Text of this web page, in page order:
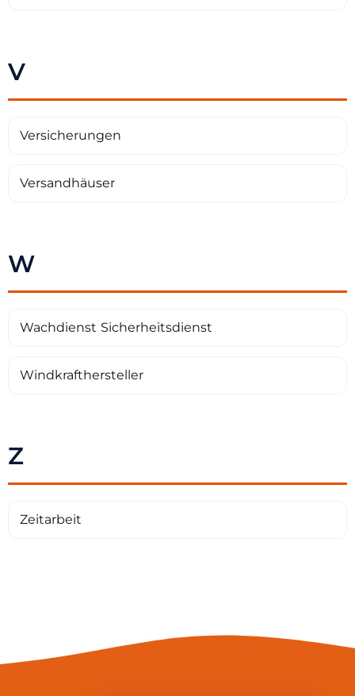
V
Versicherungen
Versandhäuser
W
Wachdienst Sicherheitsdienst
Windkrafthersteller
Z
Zeitarbeit